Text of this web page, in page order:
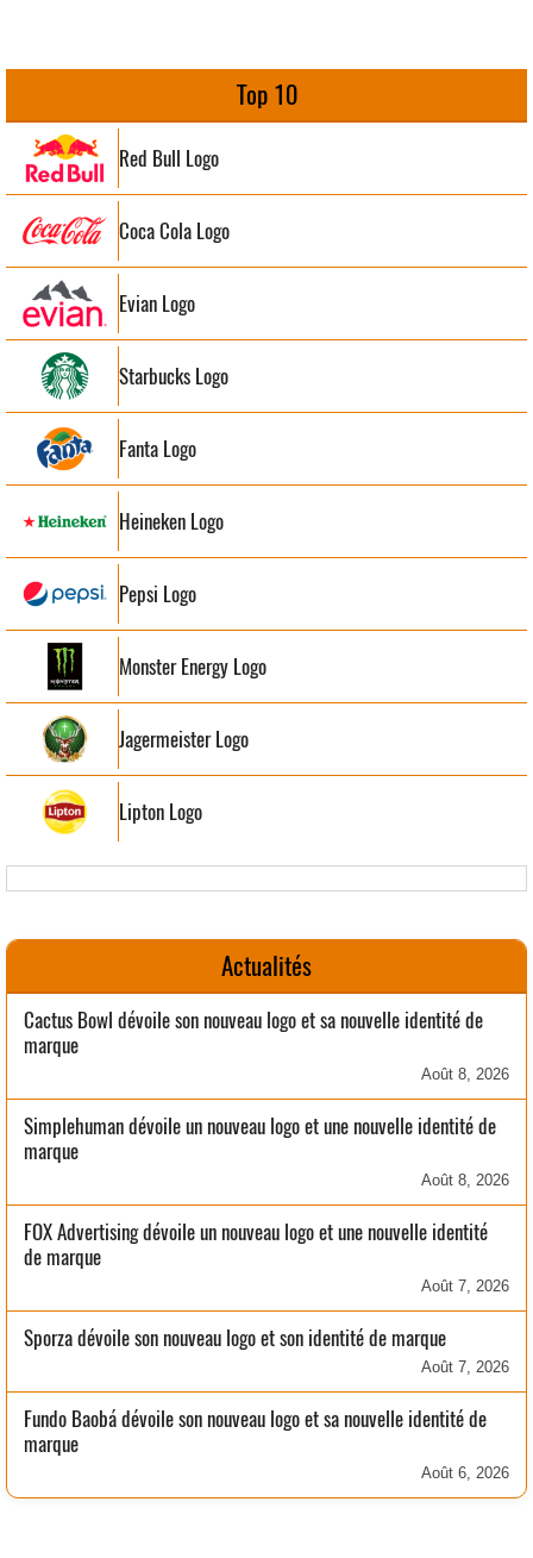
Top 10
Red Bull Logo
Coca Cola Logo
Evian Logo
Starbucks Logo
Fanta Logo
Heineken Logo
Pepsi Logo
Monster Energy Logo
Jagermeister Logo
Lipton Logo
Actualités
Cactus Bowl dévoile son nouveau logo et sa nouvelle identité de
marque
Août 8, 2026
Simplehuman dévoile un nouveau logo et une nouvelle identité de
marque
Août 8, 2026
FOX Advertising dévoile un nouveau logo et une nouvelle identité
de marque
Août 7, 2026
Sporza dévoile son nouveau logo et son identité de marque
Août 7, 2026
Fundo Baobá dévoile son nouveau logo et sa nouvelle identité de
marque
Août 6, 2026